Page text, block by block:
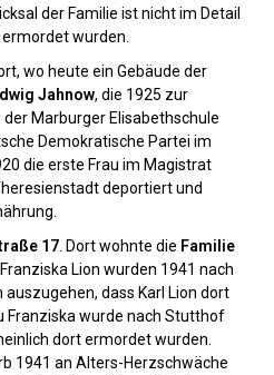
der Familie ist nicht im Detail
wurden.
wo heute ein Gebäude der
Jahnow, die 1925 zur
Marburger Elisabethschule
Demokratische Partei im
die erste Frau im Magistrat
deportiert und
17 . Dort wohnte die Familie
Franziska Lion wurden 1941 nach
dass Karl Lion dort
Franziska wurde nach Stutthof
dort ermordet wurden.
1941 an Alters-Herzschwäche